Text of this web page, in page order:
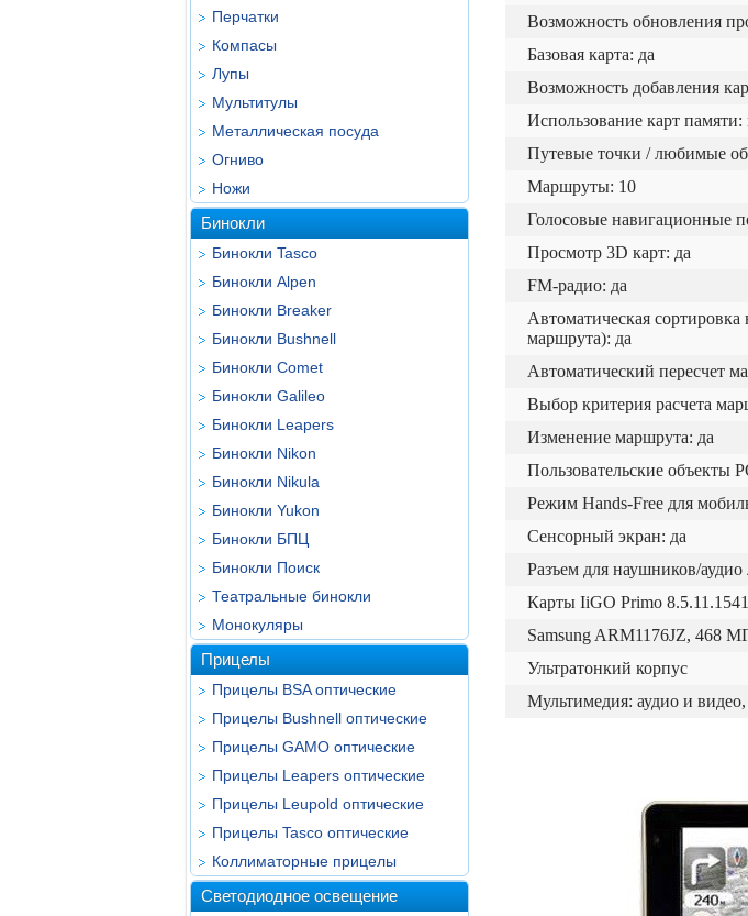
Перчатки
Компасы
Лупы
Мультитулы
Металлическая посуда
Огниво
Ножи
Бинокли
Бинокли Tasco
Бинокли Alpen
Бинокли Breaker
Бинокли Bushnell
Бинокли Comet
Бинокли Galileo
Бинокли Leapers
Бинокли Nikon
Бинокли Nikula
Бинокли Yukon
Бинокли БПЦ
Бинокли Поиск
Театральные бинокли
Монокуляры
Прицелы
Прицелы BSA оптические
Прицелы Bushnell оптические
Прицелы GAMO оптические
Прицелы Leapers оптические
Прицелы Leupold оптические
Прицелы Tasco оптические
Коллиматорные прицелы
Светодиодное освещение
Возможность обновления
Базовая карта: да
Возможность добавления
Использование карт
Путевые точки / любимые
Маршруты: 10
Голосовые навигационные
Просмотр 3D карт: да
FM-радио: да
Автоматическая
маршрута): да
Автоматический пересчет
Выбор критерия расчета
Изменение маршрута: да
Пользовательские объекты
Режим Hands-Free для
Сенсорный экран: да
Разъем для наушников/
Карты IiGO Primo
Samsung ARM1176JZ, 468
Ультратонкий корпус
Мультимедия: аудио и